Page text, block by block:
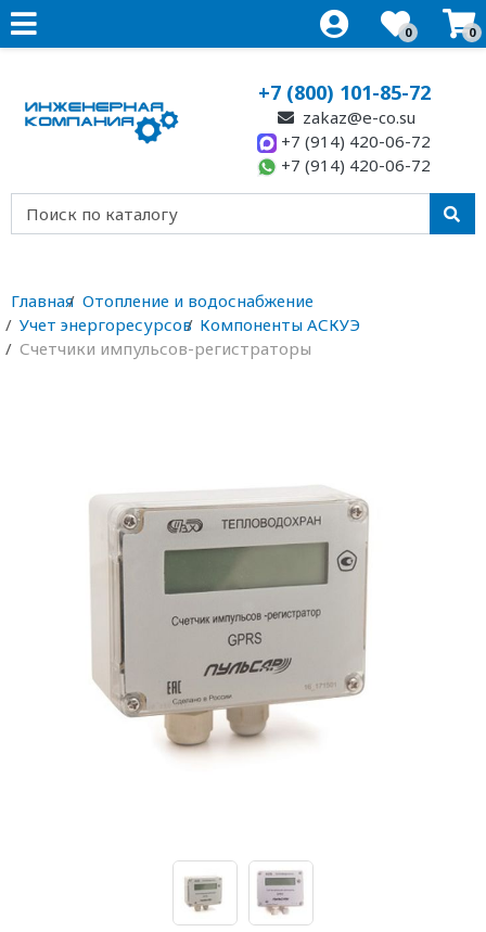
0 0
+7 (800) 101-85-72
zakaz@e-co.su
+7 (914) 420-06-72
+7 (914) 420-06-72
Главная Отопление и водоснабжение
Учет энергоресурсов Компоненты АСКУЭ
Счетчики импульсов-регистраторы